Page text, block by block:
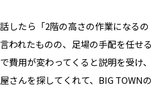
したら「2階の高さの作業になるの
われたものの、足場の手配を任せる
費用が変わってくると説明を受け、
さんを探してくれて、BIG TOWNの